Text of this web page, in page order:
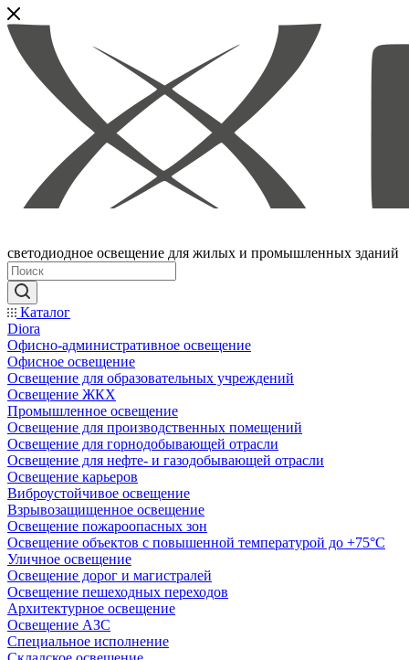
светодиодное освещение для жилых и промышленных зданий
Каталог
Diora
Офисно-административное освещение
Офисное освещение
Освещение для образовательных учреждений
Освещение ЖКХ
Промышленное освещение
Освещение для производственных помещений
Освещение для горнодобывающей отрасли
Освещение для нефте- и газодобывающей отрасли
Освещение карьеров
Виброустойчивое освещение
Взрывозащищенное освещение
Освещение пожароопасных зон
Освещение объектов с повышенной температурой до +75°C
Уличное освещение
Освещение дорог и магистралей
Освещение пешеходных переходов
Архитектурное освещение
Освещение АЗС
Специальное исполнение